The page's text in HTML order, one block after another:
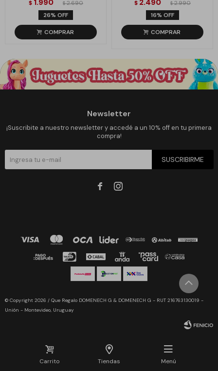
Carrito Tiendas Menú
$ 1.990 $ 2.690
26
$ 2.490 $ 2.990
16
Newsletter
¡Suscribite a nuestro newsletter y accedé a un 10% off en tu primera
compra!
SUSCRIBIRME
 
© Copyright 2026 / Que Regalo DOMENECH G & DOMENECH G - RUT 216763130019 -
Unión - Montevideo, Uruguay